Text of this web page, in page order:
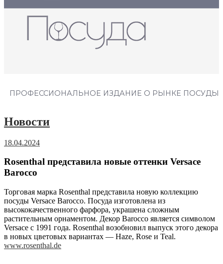
ПРОФЕССИОНАЛЬНОЕ ИЗДАНИЕ О РЫНКЕ ПОСУДЫ
Новости
18.04.2024
Rosenthal представила новые оттенки Versace
Barocco
Торговая марка Rosenthal представила новую коллекцию
посуды Versace Barocco. Посуда изготовлена из
высококачественного фарфора, украшена сложным
растительным орнаментом. Декор Barocco является символом
Versace с 1991 года. Rosenthal возобновил выпуск этого декора
в новых цветовых вариантах — Haze, Rose и Teal.
www.rosenthal.de